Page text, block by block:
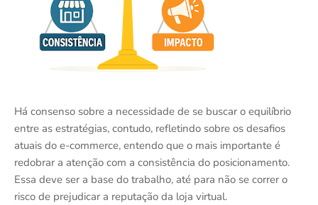
Há consenso sobre a necessidade de se buscar o equilíbrio
entre as estratégias, contudo, refletindo sobre os desafios
atuais do e-commerce, entendo que o mais importante é
redobrar a atenção com a consistência do posicionamento.
Essa deve ser a base do trabalho, até para não se correr o
risco de prejudicar a reputação da loja virtual.